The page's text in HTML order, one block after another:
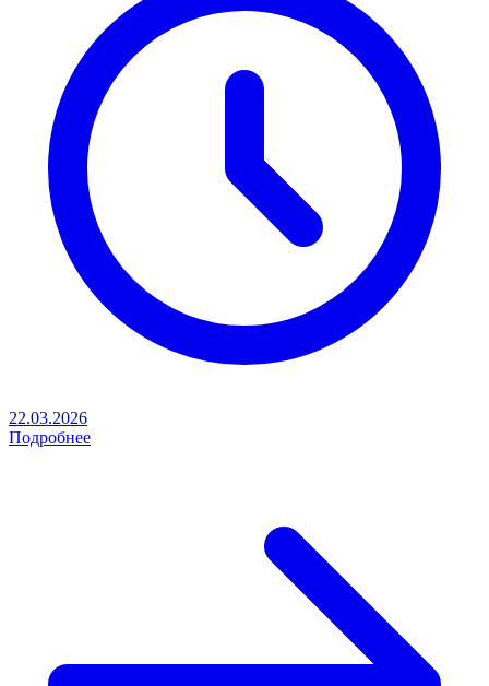
22.03.2026
Подробнее